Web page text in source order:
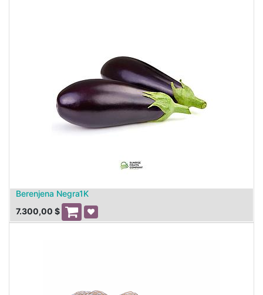
Berenjena Negra1K
7.300,00 $